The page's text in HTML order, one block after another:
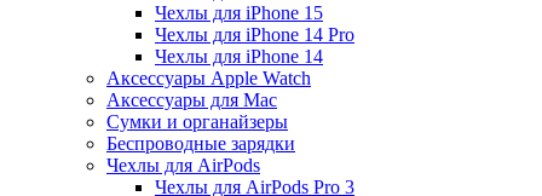
Чехлы для iPhone 15
Чехлы для iPhone 14 Pro
Чехлы для iPhone 14
Аксессуары Apple Watch
Аксессуары для Mac
Сумки и органайзеры
Беспроводные зарядки
Чехлы для AirPods
Чехлы для AirPods Pro 3